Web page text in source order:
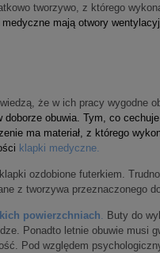
tworzywo, z którego
mają otwory
że w ich pracy wygodne
obuwia. Tym, co
ma materiał, z którego
klapki medyczne
ozdobione futerkiem.
z tworzywa przeznaczonego
powierzchniach
Buty do
Ponadto letnie obuwie musi
Pod względem